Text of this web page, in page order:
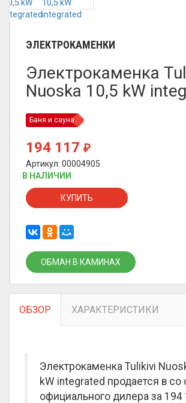
ЭЛЕКТРОКАМЕНКИ
Электрокаменка
Nuoska 10,5 kW
Баня и сауна
194 117 ₽
Артикул: 00004905
В НАЛИЧИИ
КУПИТЬ
ОБМАН В КАМИНАХ
ОБЗОР ХАРАКТЕРИСТИКИ
Электрокаменка Tulikivi
kW integrated продается в со
официального дилера за 194